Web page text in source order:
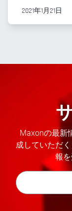
2021年1月21日
Maxonの最新
成していただ
報